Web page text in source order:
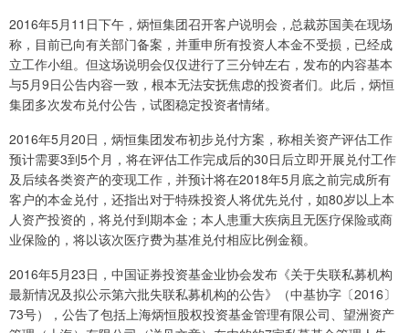
2016年5月11日下午，炳恒集团召开客户说明会，总裁苏国美在现场
称，目前已向有关部门备案，并重申所有投资人本金不受损，已经成
立工作小组。但这场说明会仅仅进行了三分钟左右，发布的内容基本
与5月9日公告内容一致，根本无法安抚焦虑的投资者们。此后，炳恒
集团多次发布兑付公告，试图稳定投资者情绪。
2016年5月20日，炳恒集团发布初步兑付方案，称相关资产评估工作
预计需要3到5个月，将在评估工作完成后的30日后立即开展兑付工作
及后续各类资产的变现工作，并预计将在2018年5月底之前完成所有
客户的本金兑付，还指出对于特殊投资人将优先兑付，如80岁以上本
人资产投资的，将兑付到期本金；本人患重大疾病且无医疗保险或商
业保险的，将以该次医疗费为基准兑付相应比例金额。
2016年5月23日，中国证券投资基金业协会发布《关于失联私募机构
最新情况及拟公示第六批失联私募机构的公告》（中基协字〔2016〕
73号），公告了包括上海炳恒股权投资基金管理有限公司、望洲资产